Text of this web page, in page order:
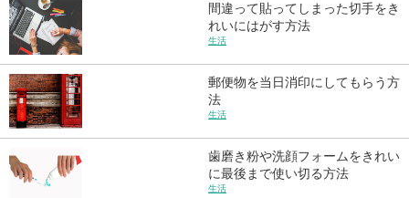
間違って貼ってしまった切手をき
れいにはがす方法
生活
郵便物を当日消印にしてもらう方
法
生活
歯磨き粉や洗顔フォームをきれい
に最後まで使い切る方法
生活